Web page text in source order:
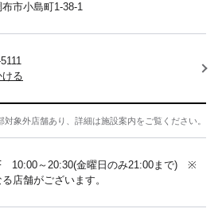
市小島町1-38-1
ける
象外店舗あり、詳細は施設案内をご覧ください。
10:00～20:30(金曜日のみ21:00まで) ※
店舗がございます。